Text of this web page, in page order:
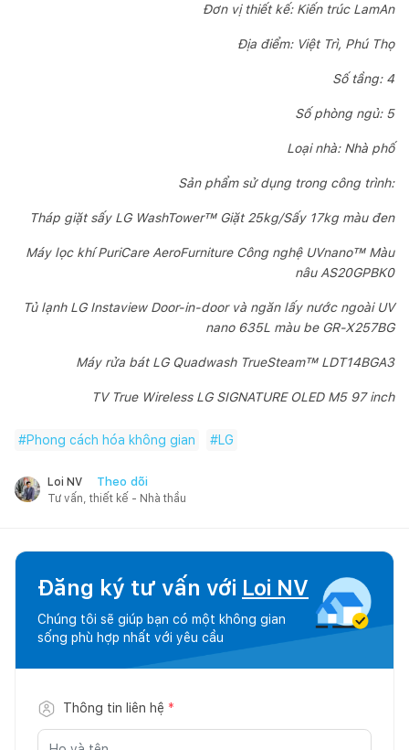
Đơn vị thiết kế: Kiến trúc LamAn
Địa điểm: Việt Trì, Phú Thọ
Số tầng: 4
Số phòng ngủ: 5
Loại nhà: Nhà phố
Sản phẩm sử dụng trong công trình:
Tháp giặt sấy LG WashTower™ Giặt 25kg/Sấy 17kg màu đen
Máy lọc khí PuriCare AeroFurniture Công nghệ UVnano™ Màu
nâu AS20GPBK0
Tủ lạnh LG Instaview Door-in-door và ngăn lấy nước ngoài UV
nano 635L màu be GR-X257BG
Máy rửa bát LG Quadwash TrueSteam™ LDT14BGA3
TV True Wireless LG SIGNATURE OLED M5 97 inch
#Phong cách hóa không gian #LG
Loi NV Theo dõi
Tư vấn, thiết kế - Nhà thầu
Đăng ký tư vấn với Loi NV
Chúng tôi sẽ giúp bạn có một không gian
sống phù hợp nhất với yêu cầu
Thông tin liên hệ *